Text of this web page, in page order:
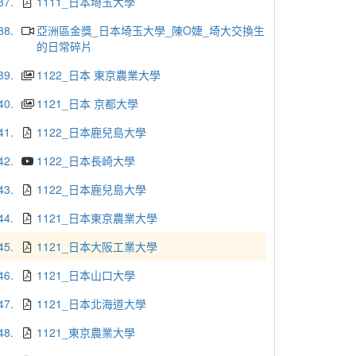
亞洲區金獎_日本埼玉大學_陳O婕_埼大交換生
的日常碎片
1122_日本 東京農業大學
1121_日本 京都大學
1122_日本鹿兒島大學
1122_日本長崎大學
1122_日本鹿兒島大學
1121_日本東京農業大學
1121_日本大阪工業大學
1121_日本山口大學
1121_日本北海道大學
1121_東京農業大學